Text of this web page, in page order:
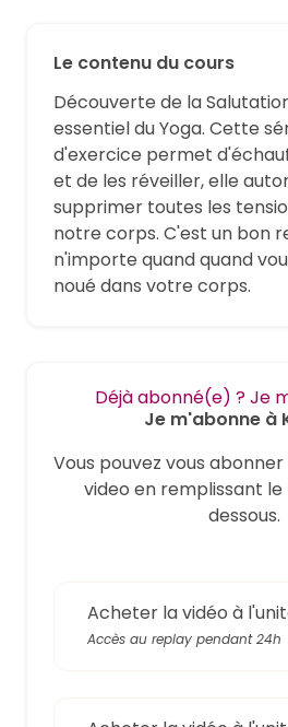
Le contenu du cours
Découverte de la
essentiel du Yoga. Cette
d'exercice permet
et de les réveiller, elle
supprimer toutes les
notre corps. C'est un bon
n'importe quand quand
noué dans votre corps.
Déjà abonné(e) ? Je
Je m'abonne à
Vous pouvez vous
video en remplissant
dessous.
Acheter la vidéo à
Accès au replay pendant 24h